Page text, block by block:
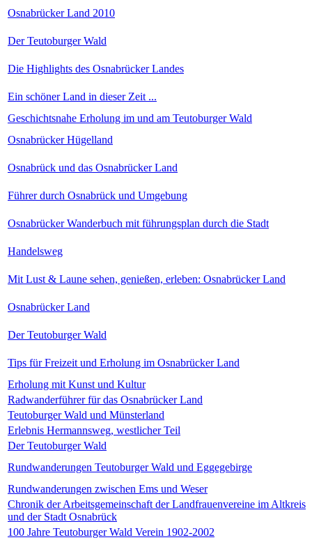
Osnabrücker Land 2010
Der Teutoburger Wald
Die Highlights des Osnabrücker Landes
Ein schöner Land in dieser Zeit ...
Geschichtsnahe Erholung im und am Teutoburger Wald
Osnabrücker Hügelland
Osnabrück und das Osnabrücker Land
Führer durch Osnabrück und Umgebung
Osnabrücker Wanderbuch mit führungsplan durch die Stadt
Handelsweg
Mit Lust & Laune sehen, genießen, erleben: Osnabrücker Land
Osnabrücker Land
Der Teutoburger Wald
Tips für Freizeit und Erholung im Osnabrücker Land
Erholung mit Kunst und Kultur
Radwanderführer für das Osnabrücker Land
Teutoburger Wald und Münsterland
Erlebnis Hermannsweg, westlicher Teil
Der Teutoburger Wald
Rundwanderungen Teutoburger Wald und Eggegebirge
Rundwanderungen zwischen Ems und Weser
Chronik der Arbeitsgemeinschaft der Landfrauenvereine im Altkreis
und der Stadt Osnabrück
100 Jahre Teutoburger Wald Verein 1902-2002